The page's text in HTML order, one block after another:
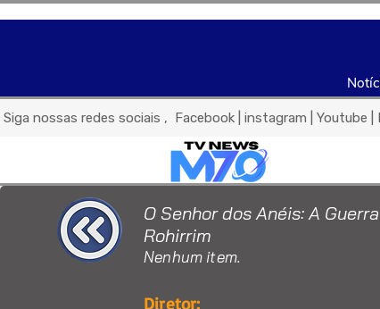
Siga nossas redes sociais ,  Facebook | instagram | Youtube
O Senhor dos Anéis: A
Rohirrim
Nenhum item.
Diretor: